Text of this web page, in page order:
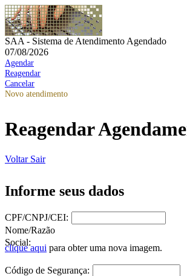
SAA - Sistema de Atendimento Agendado
07/08/2026
Agendar
Reagendar
Cancelar
Novo atendimento
Reagendar
Voltar Sair
Informe seus dados
CPF/CNPJ/CEI:
Nome/Razão
Social:
clique aqui para obter uma nova imagem.
Código de Segurança: